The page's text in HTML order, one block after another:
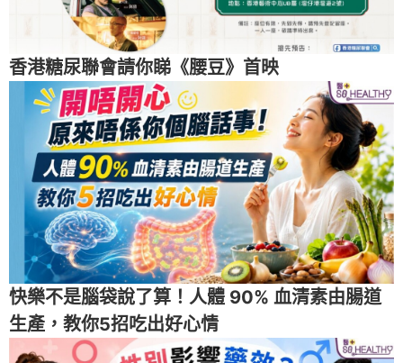
香港糖尿聯會請你睇《腰豆》首映
快樂不是腦袋說了算！人體 90% 血清素由腸道
生產，教你5招吃出好心情